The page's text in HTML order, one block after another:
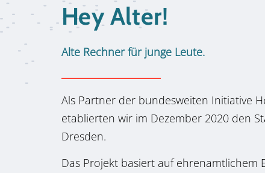
Hey Alter!
Alte Rechner für junge Leute.
Als Partner der bundesweiten Initiative
etablierten wir im Dezember 2020 den
Dresden.
Das Projekt basiert auf ehrenamtlichem